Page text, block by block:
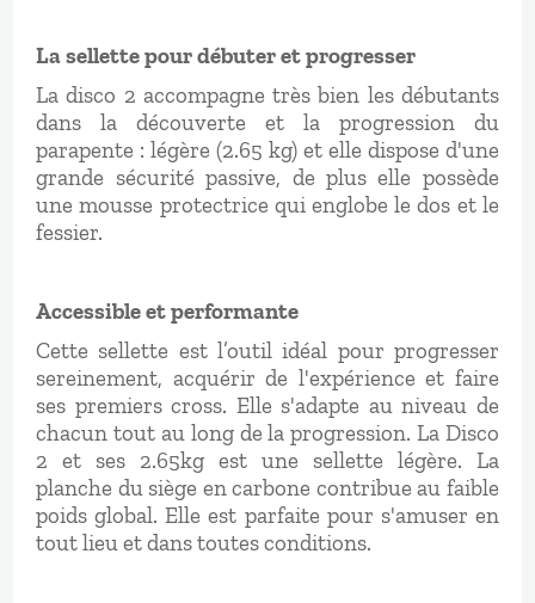
La sellette pour débuter et progresser
La disco 2 accompagne très bien les débutants
dans la découverte et la progression du
parapente : légère (2.65 kg) et elle dispose d'une
grande sécurité passive, de plus elle possède
une mousse protectrice qui englobe le dos et le
fessier.
Accessible et performante
Cette sellette est l’outil idéal pour progresser
sereinement, acquérir de l'expérience et faire
ses premiers cross. Elle s'adapte au niveau de
chacun tout au long de la progression. La Disco
2 et ses 2.65kg est une sellette légère. La
planche du siège en carbone contribue au faible
poids global. Elle est parfaite pour s'amuser en
tout lieu et dans toutes conditions.